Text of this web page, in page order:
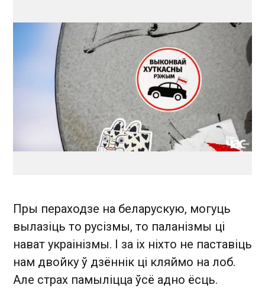
Пры пераходзе на беларускую, могуць
вылазіць то русізмы, то паланізмы ці
нават украінізмы. І за іх ніхто не паставіць
нам двойку ў дзённік ці кляймо на лоб.
Але страх памыліцца ўсё адно ёсць.